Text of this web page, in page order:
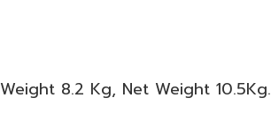
8.2 Kg, Net Weight 10.5Kg.